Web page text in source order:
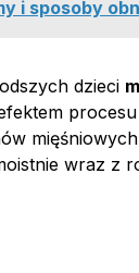
i sposoby
dzieci
wraz z